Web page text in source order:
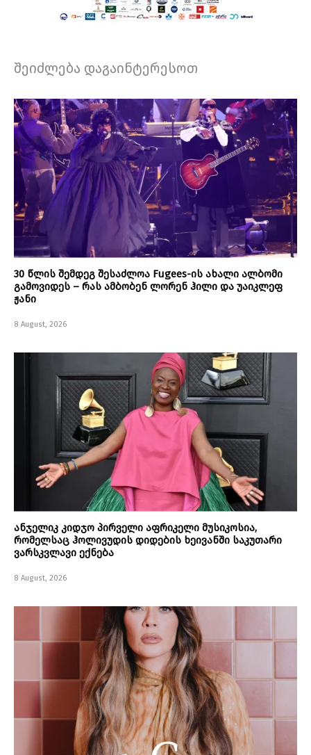
შეიძლება დაგაინტერესოთ
30 წლის შემდეგ შესაძლოა Fugees-ის ახალი ალბომი
გამოვიდეს – რას ამბობენ ლორენ ჰილი და უაიკლეფ
ჟანი
8 August, 2026
ანჯელიკ კიდჯო პირველი აფრიკელი მუსიკოსია,
რომელსაც ჰოლივუდის დიდების ხეივანში საკუთარი
ვარსკვლავი ექნება
8 August, 2026